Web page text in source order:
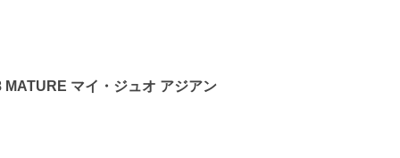
マイ・ジュオ アジアン